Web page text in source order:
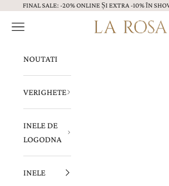
Sari la continut
FINAL SALE: -20% ONLINE ȘI EXTRA -10% ÎN
Bijuterii LA ROSA
Menu
NOUTATI
VERIGHETE
INELE DE
LOGODNA
INELE